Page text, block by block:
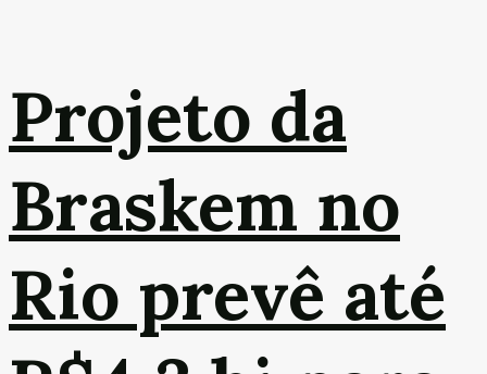
Projeto da
Braskem no
Rio prevê até